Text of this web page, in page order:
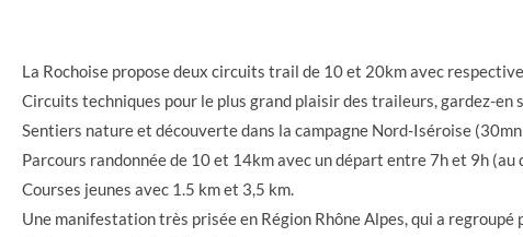
La Rochoise propose deux circuits trail de 10 et 20km avec
Circuits techniques pour le plus grand plaisir des traileurs, gardez-en
Sentiers nature et découverte dans la campagne Nord-Iséroise (30mn
Parcours randonnée de 10 et 14km avec un départ entre 7h et 9h
Courses jeunes avec 1.5 km et 3,5 km.
Une manifestation très prisée en Région Rhône Alpes, qui a